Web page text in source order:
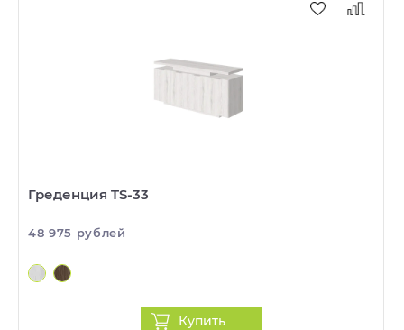
Греденция TS-33
48 975 рублей
Купить